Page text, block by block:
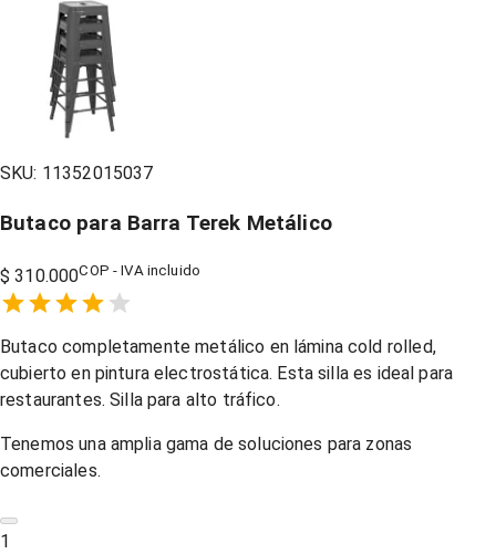
SKU: 11352015037
Butaco para Barra Terek Metálico
$ 310.000COP - IVA incluido
1 Star,
2 Stars,
3 Stars,
4 Stars,
5 Stars,
Butaco completamente metálico en lámina cold rolled,
cubierto en pintura electrostática. Esta silla es ideal para
restaurantes. Silla para alto tráfico.
Tenemos una amplia gama de soluciones para zonas
comerciales.
1